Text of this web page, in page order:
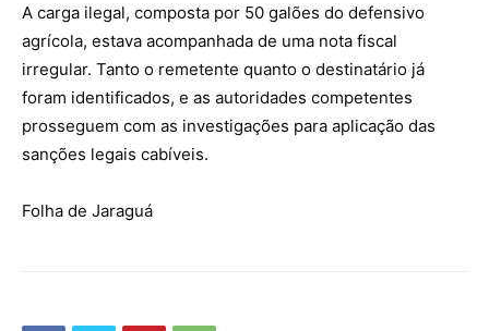
A carga ilegal, composta por 50 galões do defensivo
agrícola, estava acompanhada de uma nota fiscal
irregular. Tanto o remetente quanto o destinatário já
foram identificados, e as autoridades competentes
prosseguem com as investigações para aplicação das
sanções legais cabíveis.
Folha de Jaraguá